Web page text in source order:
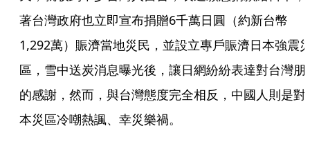
著台灣政府也立即宣布捐贈6千萬日圓（約新台幣
1,292萬）賑濟當地災民，並設立專戶賑濟日本強震
區，雪中送炭消息曝光後，讓日網紛紛表達對台灣朋
的感謝，然而，與台灣態度完全相反，中國人則是對
本災區冷嘲熱諷、幸災樂禍。